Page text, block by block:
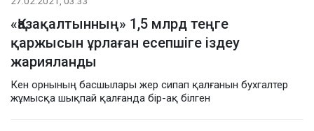
«Қазақалтынның» 1,5 млрд теңге
қаржысын ұрлаған есепшіге іздеу
жарияланды
Кен орнының басшылары жер сипап қалғанын бухгалтер
жұмысқа шықпай қалғанда бір-ақ білген